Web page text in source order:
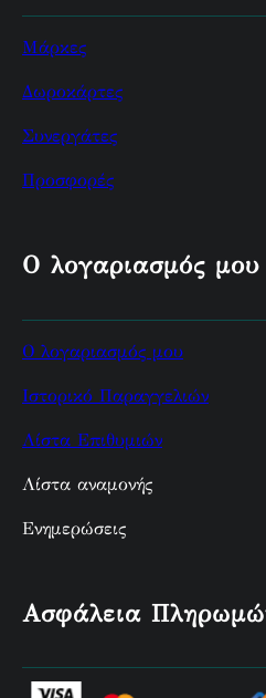
Μάρκες
Δωροκάρτες
Συνεργάτες
Προσφορές
Ο λογαριασμός μου
Ο λογαριασμός μου
Ιστορικό Παραγγελιών
Λίστα Επιθυμιών
Λίστα αναμονής
Ενημερώσεις
Ασφάλεια